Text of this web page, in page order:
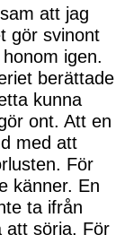
att jag
gör svinont
igen.
berättade
kunna
ont. Att en
med att
För
känner. En
ta ifrån
att sörja. För